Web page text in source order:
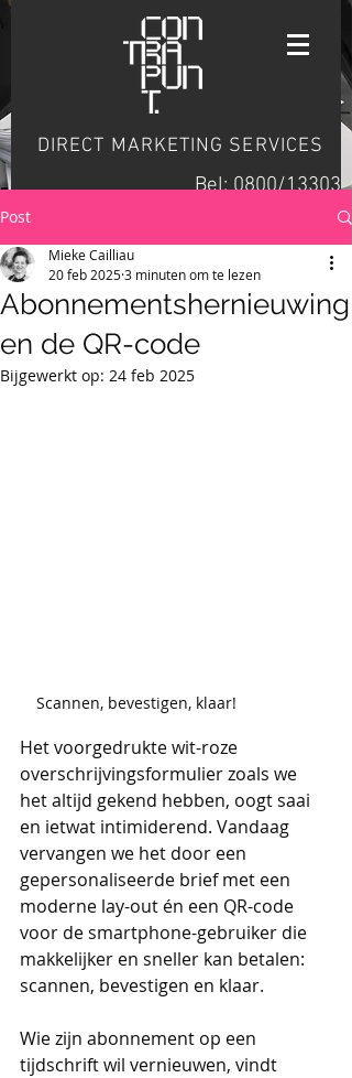
DIRECT MARKETING SERVICES
Bel: 0800/13303
Post
Abonnementshernieuwing
en de QR-code
Mieke Cailliau
20 feb 20253 minuten om te lezen
Bijgewerkt op: 24 feb 2025
Scannen, bevestigen, klaar!
Het voorgedrukte wit-roze
overschrijvingsformulier zoals we
het altijd gekend hebben, oogt saai
en ietwat intimiderend. Vandaag
vervangen we het door een
gepersonaliseerde brief met een
moderne lay-out én een QR-code
voor de smartphone-gebruiker die
makkelijker en sneller kan betalen:
scannen, bevestigen en klaar.
Wie zijn abonnement op een
tijdschrift wil vernieuwen, vindt